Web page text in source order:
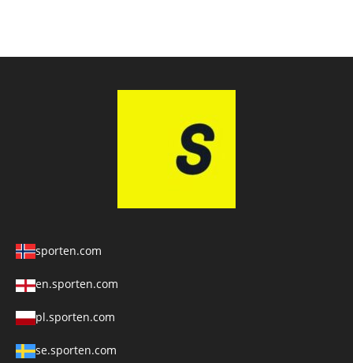
sporten.com
en.sporten.com
pl.sporten.com
se.sporten.com